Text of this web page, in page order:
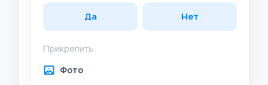
Да Нет
Прикрепить
Фото